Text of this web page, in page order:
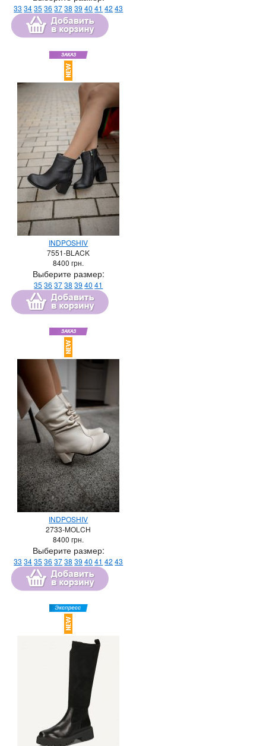
33 3435 36 3738 39 40 41 42 43
INDPOSHIV
7551-BLACK
8400 грн.
Выберите размер:
35 36 3738 39 40 41
INDPOSHIV
2733-MOLCH
8400 грн.
Выберите размер:
33 3435 36 3738 39 40 41 42 43